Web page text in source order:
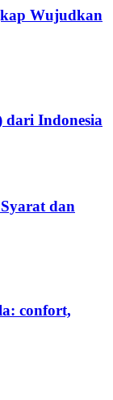
Wujudkan
dari Indonesia
dan
confort,